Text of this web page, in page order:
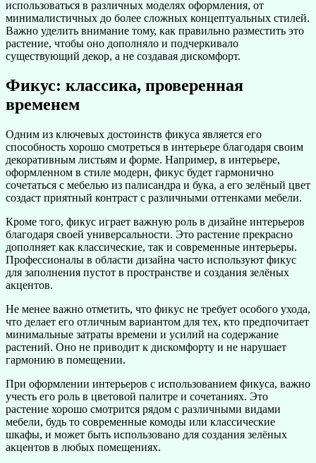
использоваться в различных моделях оформления, от
минималистичных до более сложных концептуальных стилей.
Важно уделить внимание тому, как правильно разместить это
растение, чтобы оно дополняло и подчеркивало
существующий декор, а не создавая дискомфорт.
Фикус: классика, проверенная
временем
Одним из ключевых достоинств фикуса является его
способность хорошо смотреться в интерьере благодаря своим
декоративным листьям и форме. Например, в интерьере,
оформленном в стиле модерн, фикус будет гармонично
сочетаться с мебелью из палисандра и бука, а его зелёный цвет
создаст приятный контраст с различными оттенками мебели.
Кроме того, фикус играет важную роль в дизайне интерьеров
благодаря своей универсальности. Это растение прекрасно
дополняет как классические, так и современные интерьеры.
Профессионалы в области дизайна часто используют фикус
для заполнения пустот в пространстве и создания зелёных
акцентов.
Не менее важно отметить, что фикус не требует особого ухода,
что делает его отличным вариантом для тех, кто предпочитает
минимальные затраты времени и усилий на содержание
растений. Оно не приводит к дискомфорту и не нарушает
гармонию в помещении.
При оформлении интерьеров с использованием фикуса, важно
учесть его роль в цветовой палитре и сочетаниях. Это
растение хорошо смотрится рядом с различными видами
мебели, будь то современные комоды или классические
шкафы, и может быть использовано для создания зелёных
акцентов в любых помещениях.